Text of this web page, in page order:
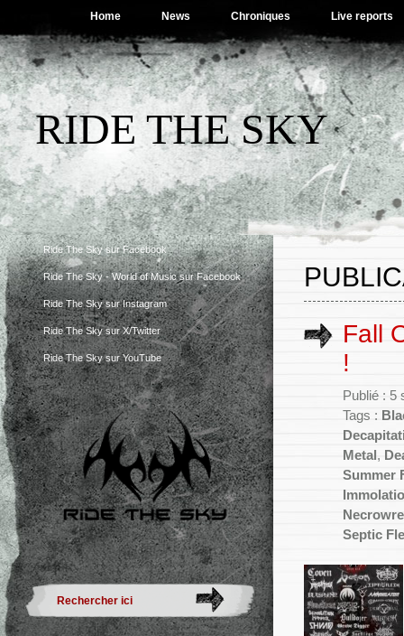
Home News Chroniques Live reports
RIDE THE SKY
Ride The Sky sur Facebook
Ride The Sky - World of Music sur Facebook
Ride The Sky sur Instagram
Ride The Sky sur X/Twitter
Ride The Sky sur YouTube
Fall
!
Publié : 5
Tags :
Metal ,
Summer
Septic